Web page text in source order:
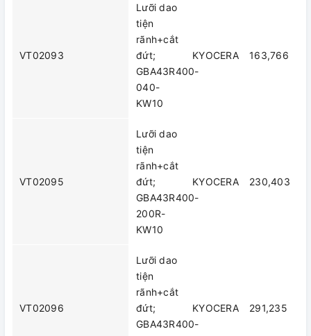
VT02093
Lưỡi dao
tiện
rãnh+cắt
đứt;
GBA43R400-
040-
KW10
KYOCERA 163,766
VT02095
Lưỡi dao
tiện
rãnh+cắt
đứt;
GBA43R400-
200R-
KW10
KYOCERA 230,403
VT02096
Lưỡi dao
tiện
rãnh+cắt
đứt;
GBA43R400-
KYOCERA 291,235